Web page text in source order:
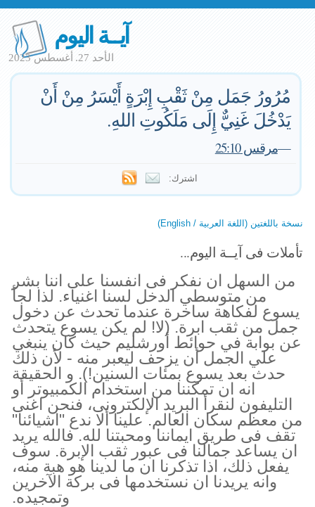
آيــة اليوم
الأحد 27. أغسطس 2023
مُرُورُ جَمَل مِنْ ثَقْبِ إِبْرَةٍ أَيْسَرُ مِنْ أَنْ
يَدْخُلَ غَنِيٌّ إِلَى مَلَكُوتِ اللهِ.
—مرقس 25:10
اشترك:
نسخة باللغتين (اللغة العربية / English)
تأملات فى آيــة اليوم...
من السهل ان نفكر فى انفسنا على اننا بشر
من متوسطي الدخل لسنا اغنياء. لذا لجأ
يسوع لفكاهة ساخرة عندما تحدث عن دخول
جمل من ثقب ابرة. (لا! لم يكن يسوع يتحدث
عن بوابة في حوائط أورشليم حيث كان ينبغي
علي الجمل أن يزحف ليعبر منه - لأن ذلك
حدث بعد يسوع بمئات السنين!). و الحقيقة
انه ان تمكننا من استخدام الكمبيوتر أو
التليفون لنقرأ البريد الإلكترونى، فنحن اغنى
من معظم سكان العالم. علينا ألا ندع "اشيائنا"
تقف فى طريق ايماننا ومحبتنا لله. فالله يريد
ان يساعد جمالنا فى عبور ثقب الإبرة. سوف
يفعل ذلك، اذا تذكرنا ان ما لدينا هو هبة منه،
وانه يريدنا ان نستخدمها فى بركة الآخرين
وتمجيده.